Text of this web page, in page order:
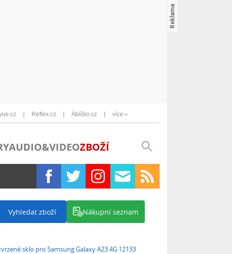
Reflex.cz Ábíčko.cz více
AUDIO&VIDEOZBOŽÍ
Vyhledat zboží Nákupní seznam
sklo pro Samsung Galaxy A23 4G 12133